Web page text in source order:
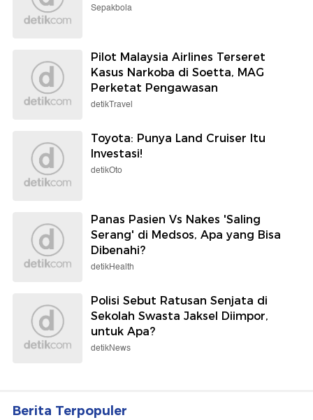
Sepakbola
Pilot Malaysia Airlines Terseret
Kasus Narkoba di Soetta, MAG
Perketat Pengawasan
detikTravel
Toyota: Punya Land Cruiser Itu
Investasi!
detikOto
Panas Pasien Vs Nakes 'Saling
Serang' di Medsos, Apa yang Bisa
Dibenahi?
detikHealth
Polisi Sebut Ratusan Senjata di
Sekolah Swasta Jaksel Diimpor,
untuk Apa?
detikNews
Berita Terpopuler